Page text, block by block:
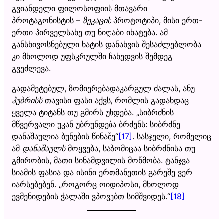
გვიანდელი ფილოსოფიის მთავარი
პროტაგონისტის – ზეკაცისპროტოტიპი, მისი ერთ-
ერთი პირველსახე თუ ნიღაბი იხატება. ამ
განსხივოსნებული ხატის დანახვის შესაძლებლობა
კი მხოლოდ უფსკრულში ჩახედვის შემდეგ
გვეძლევა.
გადამეტებულ, ზომიერებადაკარგულ ძალას, ანუ
ჰუბრისსთავისი ფასი აქვს, რომლის გადახდაც
ყველა ტიტანს თუ გმირს უხდება. „სიბრძნის
მწვერვალი უკან უბრუნდება ბრძენს: სიბრძნე
დანაშაულია ბუნების წინაშე“[17]. სასჯელი, რომელიც
ამ დანაშაულსმოყვება, საზომიცაა სიბრძნისა თუ
გმირობის, მათი სინამდვილის მოწმობა. ტანჯვა
სიამის ფასია და ისინი ერთმანეთის გარეშე ვერ
იარსებებენ. „როგორც ოიდიპოსი, მხოლოდ
ევმენიდების ჭალაში ვპოვებთ სიმშვიდეს.“[18]